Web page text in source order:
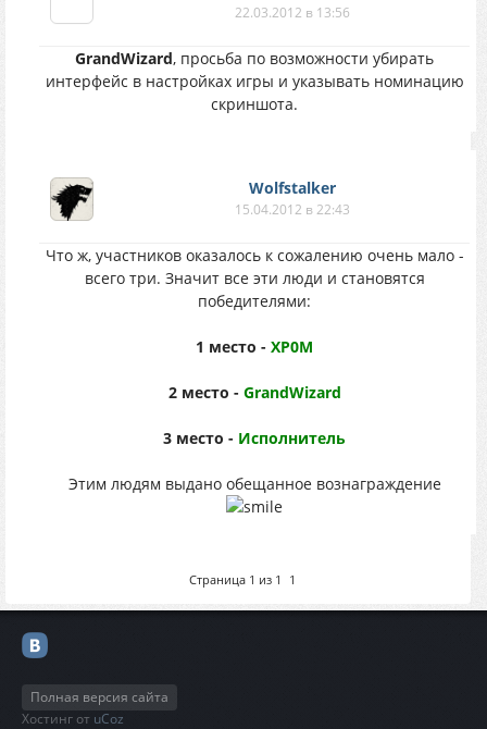
22.03.2012 в 13:56
GrandWizard, просьба по возможности убирать
интерфейс в настройках игры и указывать номинацию
скриншота.
Wolfstalker
15.04.2012 в 22:43
Что ж, участников оказалось к сожалению очень мало -
всего три. Значит все эти люди и становятся
победителями:
1 место - XP0M
2 место - GrandWizard
3 место - Исполнитель
Этим людям выдано обещанное вознаграждение
Страница 1 из 1 1
Полная версия сайта
Хостинг от uCoz